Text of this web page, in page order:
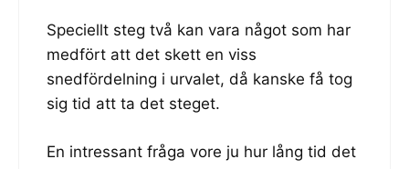
Speciellt steg två kan vara något som har
medfört att det skett en viss
snedfördelning i urvalet, då kanske få tog
sig tid att ta det steget.
En intressant fråga vore ju hur lång tid det